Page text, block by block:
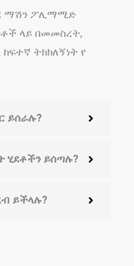
ወደ ማሽን ፖሊማሚድ
ላይ በመመስረት,
ትክክለኝነት የ
ይሰራሉ?
ሂደቶችን ይሰጣሉ?
ይችላሉ?